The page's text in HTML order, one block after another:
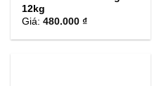
12kg
Giá:480.000 ₫